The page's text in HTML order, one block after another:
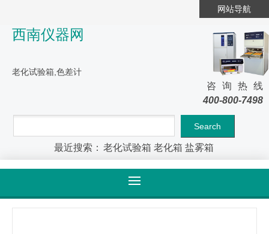
网站导航
西南仪器网
老化试验箱,色差计
咨询热线
400-800-7498
最近搜索： 老化试验箱 老化箱 盐雾箱
产品详情